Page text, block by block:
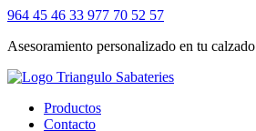
964 45 46 33 977 70 52 57
Asesoramiento personalizado en tu calzado
Productos
Contacto